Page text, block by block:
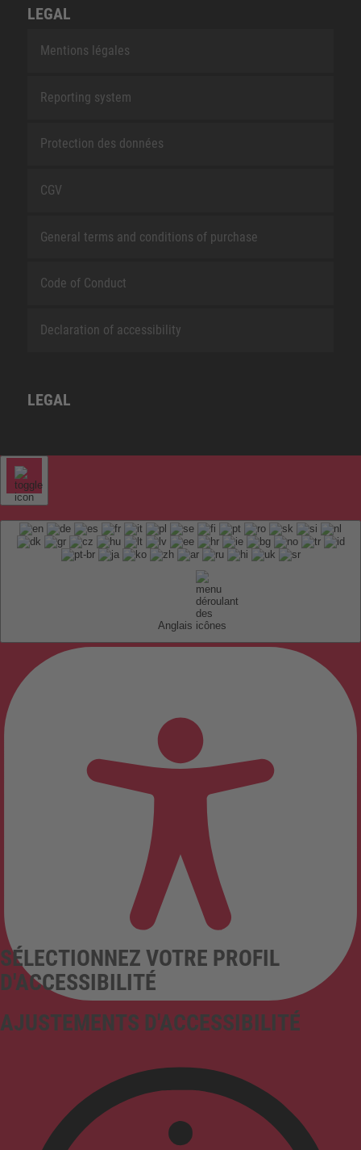
LEGAL
Mentions légales
Reporting system
Protection des données
CGV
General terms and conditions of purchase
Code of Conduct
Declaration of accessibility
LEGAL
Anglais
AJUSTEMENTS D'ACCESSIBILITÉ
SÉLECTIONNEZ VOTRE PROFIL
D'ACCESSIBILITÉ